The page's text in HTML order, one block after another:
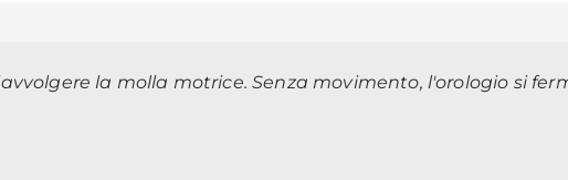
la molla motrice. Senza movimento, l'orologio si